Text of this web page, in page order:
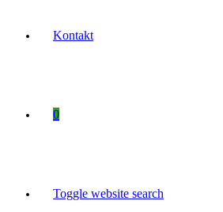
Kontakt
0
Toggle website search